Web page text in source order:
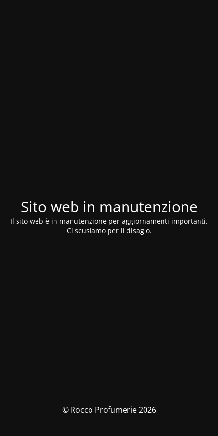
Sito web in manutenzione
Il sito web è in manutenzione per aggiornamenti importanti.
Ci scusiamo per il disagio.
© Rocco Profumerie 2026